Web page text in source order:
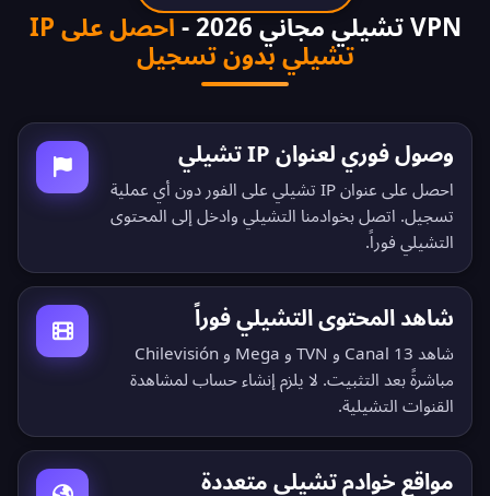
VPN تشيلي مجاني 2026 -
احصل على IP
تشيلي بدون تسجيل
وصول فوري لعنوان IP تشيلي
احصل على عنوان IP تشيلي على الفور دون أي عملية
تسجيل. اتصل بخوادمنا التشيلي وادخل إلى المحتوى
التشيلي فوراً.
شاهد المحتوى التشيلي فوراً
شاهد Canal 13 و TVN و Mega و Chilevisión
مباشرةً بعد التثبيت. لا يلزم إنشاء حساب لمشاهدة
القنوات التشيلية.
مواقع خوادم تشيلي متعددة